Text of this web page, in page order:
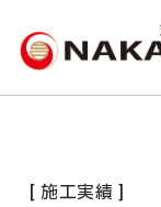
[ 施工実績 ]